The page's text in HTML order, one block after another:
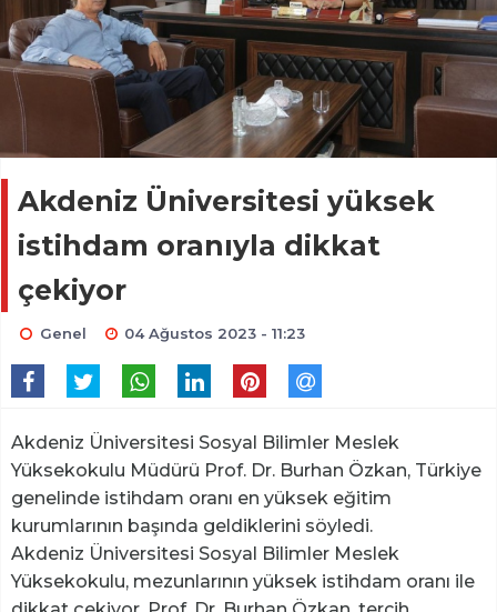
Akdeniz Üniversitesi yüksek
istihdam oranıyla dikkat
çekiyor
Genel 04 Ağustos 2023 - 11:23
Akdeniz Üniversitesi Sosyal Bilimler Meslek
Yüksekokulu Müdürü Prof. Dr. Burhan Özkan, Türkiye
genelinde istihdam oranı en yüksek eğitim
kurumlarının başında geldiklerini söyledi.
Akdeniz Üniversitesi Sosyal Bilimler Meslek
Yüksekokulu, mezunlarının yüksek istihdam oranı ile